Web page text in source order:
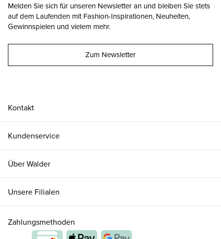
Kontakt
Kundenservice
Über Walder
Unsere Filialen
Melden Sie sich für unseren Newsletter an und bleiben Sie stets
auf dem Laufenden mit Fashion-Inspirationen, Neuheiten,
Gewinnspielen und vielem mehr.
Zum Newsletter
Zahlungsmethoden